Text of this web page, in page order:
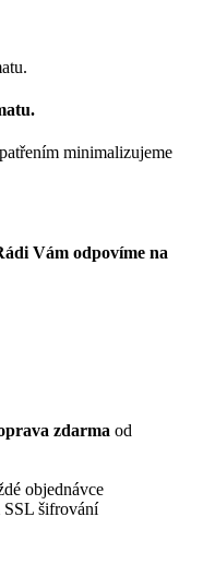
minimalizujeme
Vám odpovíme na
zdarma od
objednávce
šifrování